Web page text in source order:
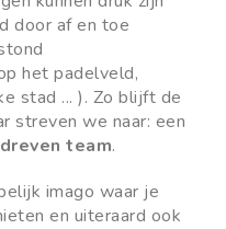
door af en toe
het padelveld,
stad ... ). Zo blijft de
streven we naar: een
team.
imago waar je
en uiteraard ook